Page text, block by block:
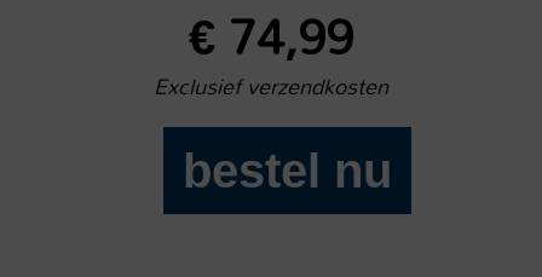
€74,99
Exclusief verzendkosten
Toeractief
magazine
bestel nu